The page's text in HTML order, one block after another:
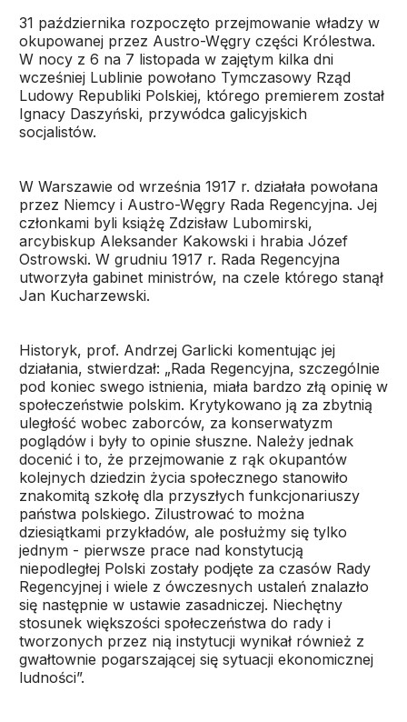
31 października rozpoczęto przejmowanie władzy w
okupowanej przez Austro-Węgry części Królestwa.
W nocy z 6 na 7 listopada w zajętym kilka dni
wcześniej Lublinie powołano Tymczasowy Rząd
Ludowy Republiki Polskiej, którego premierem został
Ignacy Daszyński, przywódca galicyjskich
socjalistów.
W Warszawie od września 1917 r. działała powołana
przez Niemcy i Austro-Węgry Rada Regencyjna. Jej
członkami byli książę Zdzisław Lubomirski,
arcybiskup Aleksander Kakowski i hrabia Józef
Ostrowski. W grudniu 1917 r. Rada Regencyjna
utworzyła gabinet ministrów, na czele którego stanął
Jan Kucharzewski.
Historyk, prof. Andrzej Garlicki komentując jej
działania, stwierdzał: „Rada Regencyjna, szczególnie
pod koniec swego istnienia, miała bardzo złą opinię w
społeczeństwie polskim. Krytykowano ją za zbytnią
uległość wobec zaborców, za konserwatyzm
poglądów i były to opinie słuszne. Należy jednak
docenić i to, że przejmowanie z rąk okupantów
kolejnych dziedzin życia społecznego stanowiło
znakomitą szkołę dla przyszłych funkcjonariuszy
państwa polskiego. Zilustrować to można
dziesiątkami przykładów, ale posłużmy się tylko
jednym - pierwsze prace nad konstytucją
niepodległej Polski zostały podjęte za czasów Rady
Regencyjnej i wiele z ówczesnych ustaleń znalazło
się następnie w ustawie zasadniczej. Niechętny
stosunek większości społeczeństwa do rady i
tworzonych przez nią instytucji wynikał również z
gwałtownie pogarszającej się sytuacji ekonomicznej
ludności”.